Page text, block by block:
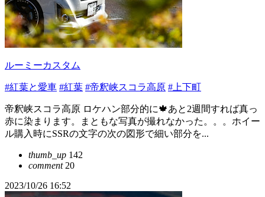
ルーミーカスタム
#紅葉と愛車 #紅葉 #帝釈峡スコラ高原 #上下町
帝釈峡スコラ高原 ロケハン部分的に🍁あと2週間すれば真っ
赤に染まります。まともな写真が撮れなかった。。。ホイー
ル購入時にSSRの文字の次の図形で細い部分を...
thumb_up 142
comment20
2023/10/26 16:52